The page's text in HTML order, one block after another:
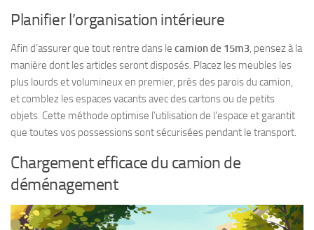
Planifier l’organisation intérieure
Afin d’assurer que tout rentre dans le camion de 15m3, pensez à la
manière dont les articles seront disposés. Placez les meubles les
plus lourds et volumineux en premier, près des parois du camion,
et comblez les espaces vacants avec des cartons ou de petits
objets. Cette méthode optimise l’utilisation de l’espace et garantit
que toutes vos possessions sont sécurisées pendant le transport.
Chargement efficace du camion de
déménagement